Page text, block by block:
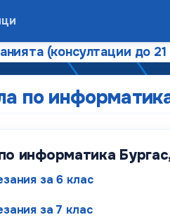
(консултации до
по
информатика
за 6 клас
за 7 клас